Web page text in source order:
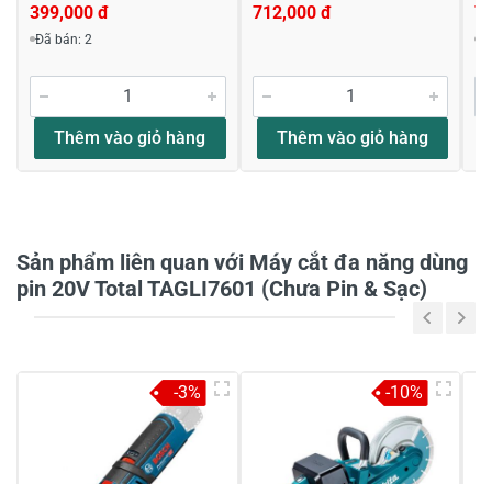
Đánh giá sao
Tiêu đề của nhận xét*
Viết nhận xét của bạn vào bên dưới
399,000 đ
Đã bán: 2
Thêm vào giỏ hàng
712,000 đ
Thêm vào giỏ hàng
Sản phẩm liên quan với Máy cắt đa năng dùng
pin 20V Total TAGLI7601 (Chưa Pin & Sạc)
-3% -10%